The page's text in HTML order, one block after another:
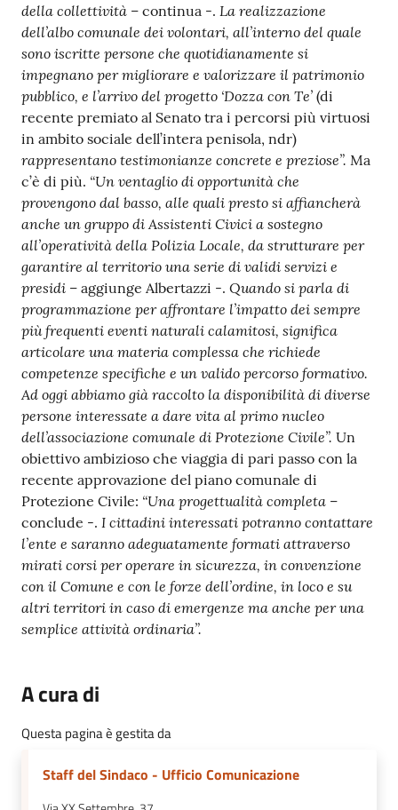
della collettività – continua -. La realizzazione
dell’albo comunale dei volontari, all’interno del quale
sono iscritte persone che quotidianamente si
impegnano per migliorare e valorizzare il patrimonio
pubblico, e l’arrivo del progetto ‘Dozza con Te’ (di
recente premiato al Senato tra i percorsi più virtuosi
in ambito sociale dell’intera penisola, ndr)
rappresentano testimonianze concrete e preziose”. Ma
c’è di più. “Un ventaglio di opportunità che
provengono dal basso, alle quali presto si affiancherà
anche un gruppo di Assistenti Civici a sostegno
all’operatività della Polizia Locale, da strutturare per
garantire al territorio una serie di validi servizi e
presidi – aggiunge Albertazzi -. Quando si parla di
programmazione per affrontare l’impatto dei sempre
più frequenti eventi naturali calamitosi, significa
articolare una materia complessa che richiede
competenze specifiche e un valido percorso formativo.
Ad oggi abbiamo già raccolto la disponibilità di diverse
persone interessate a dare vita al primo nucleo
dell’associazione comunale di Protezione Civile”. Un
obiettivo ambizioso che viaggia di pari passo con la
recente approvazione del piano comunale di
Protezione Civile: “Una progettualità completa –
conclude -. I cittadini interessati potranno contattare
l’ente e saranno adeguatamente formati attraverso
mirati corsi per operare in sicurezza, in convenzione
con il Comune e con le forze dell’ordine, in loco e su
altri territori in caso di emergenze ma anche per una
semplice attività ordinaria”.
A cura di
Questa pagina è gestita da
Staff del Sindaco - Ufficio Comunicazione